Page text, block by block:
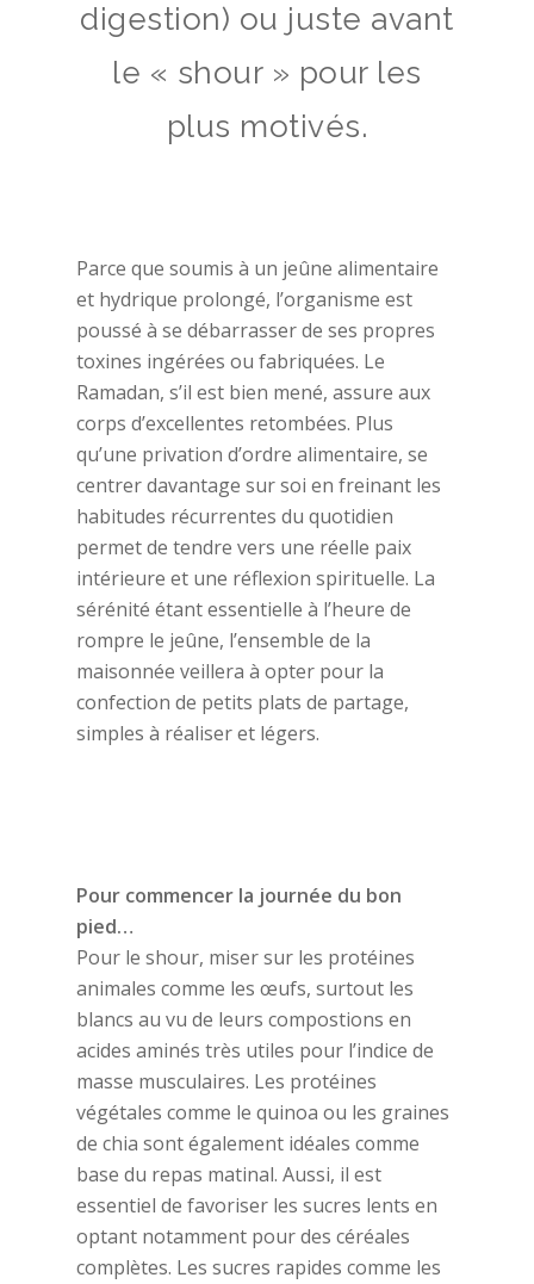
digestion) ou juste avant
le « shour » pour les
plus motivés.
Parce que soumis à un jeûne alimentaire
et hydrique prolongé, l’organisme est
poussé à se débarrasser de ses propres
toxines ingérées ou fabriquées. Le
Ramadan, s’il est bien mené, assure aux
corps d’excellentes retombées. Plus
qu’une privation d’ordre alimentaire, se
centrer davantage sur soi en freinant les
habitudes récurrentes du quotidien
permet de tendre vers une réelle paix
intérieure et une réflexion spirituelle. La
sérénité étant essentielle à l’heure de
rompre le jeûne, l’ensemble de la
maisonnée veillera à opter pour la
confection de petits plats de partage,
simples à réaliser et légers.
Pour commencer la journée du bon
pied…
Pour le shour, miser sur les protéines
animales comme les œufs, surtout les
blancs au vu de leurs compostions en
acides aminés très utiles pour l’indice de
masse musculaires. Les protéines
végétales comme le quinoa ou les graines
de chia sont également idéales comme
base du repas matinal. Aussi, il est
essentiel de favoriser les sucres lents en
optant notamment pour des céréales
complètes. Les sucres rapides comme les